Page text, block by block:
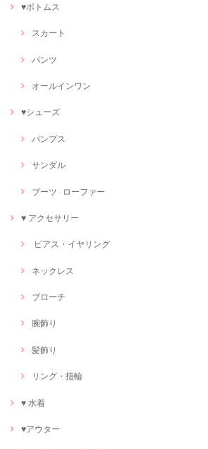
♥ボトムス
スカート
パンツ
オールインワン
♥シューズ
パンプス
サンダル
ブーツ · ローファー
♥ アクセサリー
ピアス・イヤリング
ネックレス
ブローチ
腕飾り
髪飾り
リング・指輪
♥ 水着
♥アウター